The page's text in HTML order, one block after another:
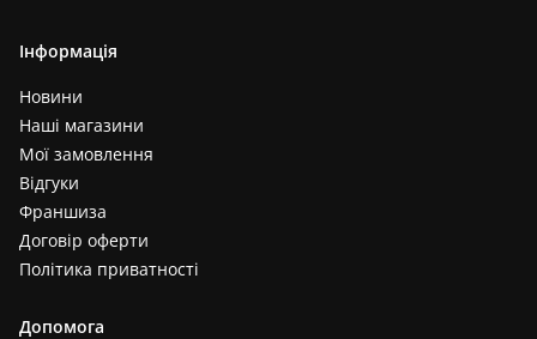
Інформація
Новини
Наші магазини
Мої замовлення
Відгуки
Франшиза
Договір оферти
Політика приватності
Допомога